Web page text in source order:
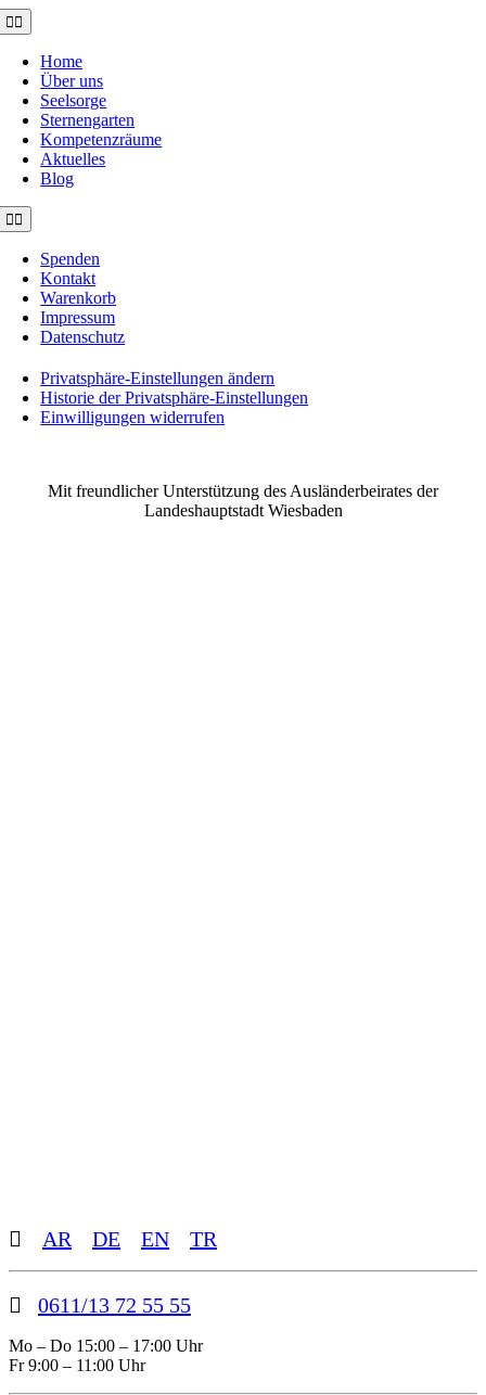
Toggle
Navigation
Home
Über uns
Seelsorge
Sternengarten
Kompetenzräume
Aktuelles
Blog
Toggle
Navigation
Spenden
Kontakt
Warenkorb
Impressum
Datenschutz
Privatsphäre-Einstellungen ändern
Historie der Privatsphäre-Einstellungen
Einwilligungen widerrufen
Mit freundlicher Unterstützung des Ausländerbeirates der
Landeshauptstadt Wiesbaden
Toggle
Sliding
Bar
AR DE EN TR
0611/13 72 55 55
Mo – Do 15:00 – 17:00 Uhr
Fr 9:00 – 11:00 Uhr